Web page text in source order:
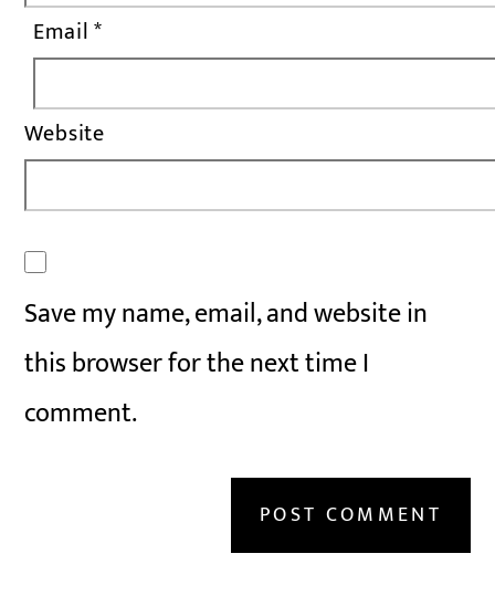
Email*
Website
Save my name, email, and website in
this browser for the next time I
comment.